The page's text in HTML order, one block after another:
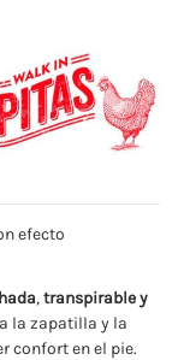
efecto
,transpirable y
la zapatilla y la
confort en el pie.